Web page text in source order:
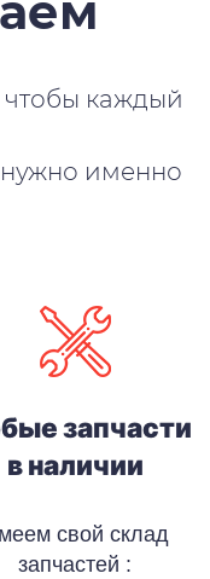
каждый
нужно именно
запчасти
в наличии
свой склад
запчастей :